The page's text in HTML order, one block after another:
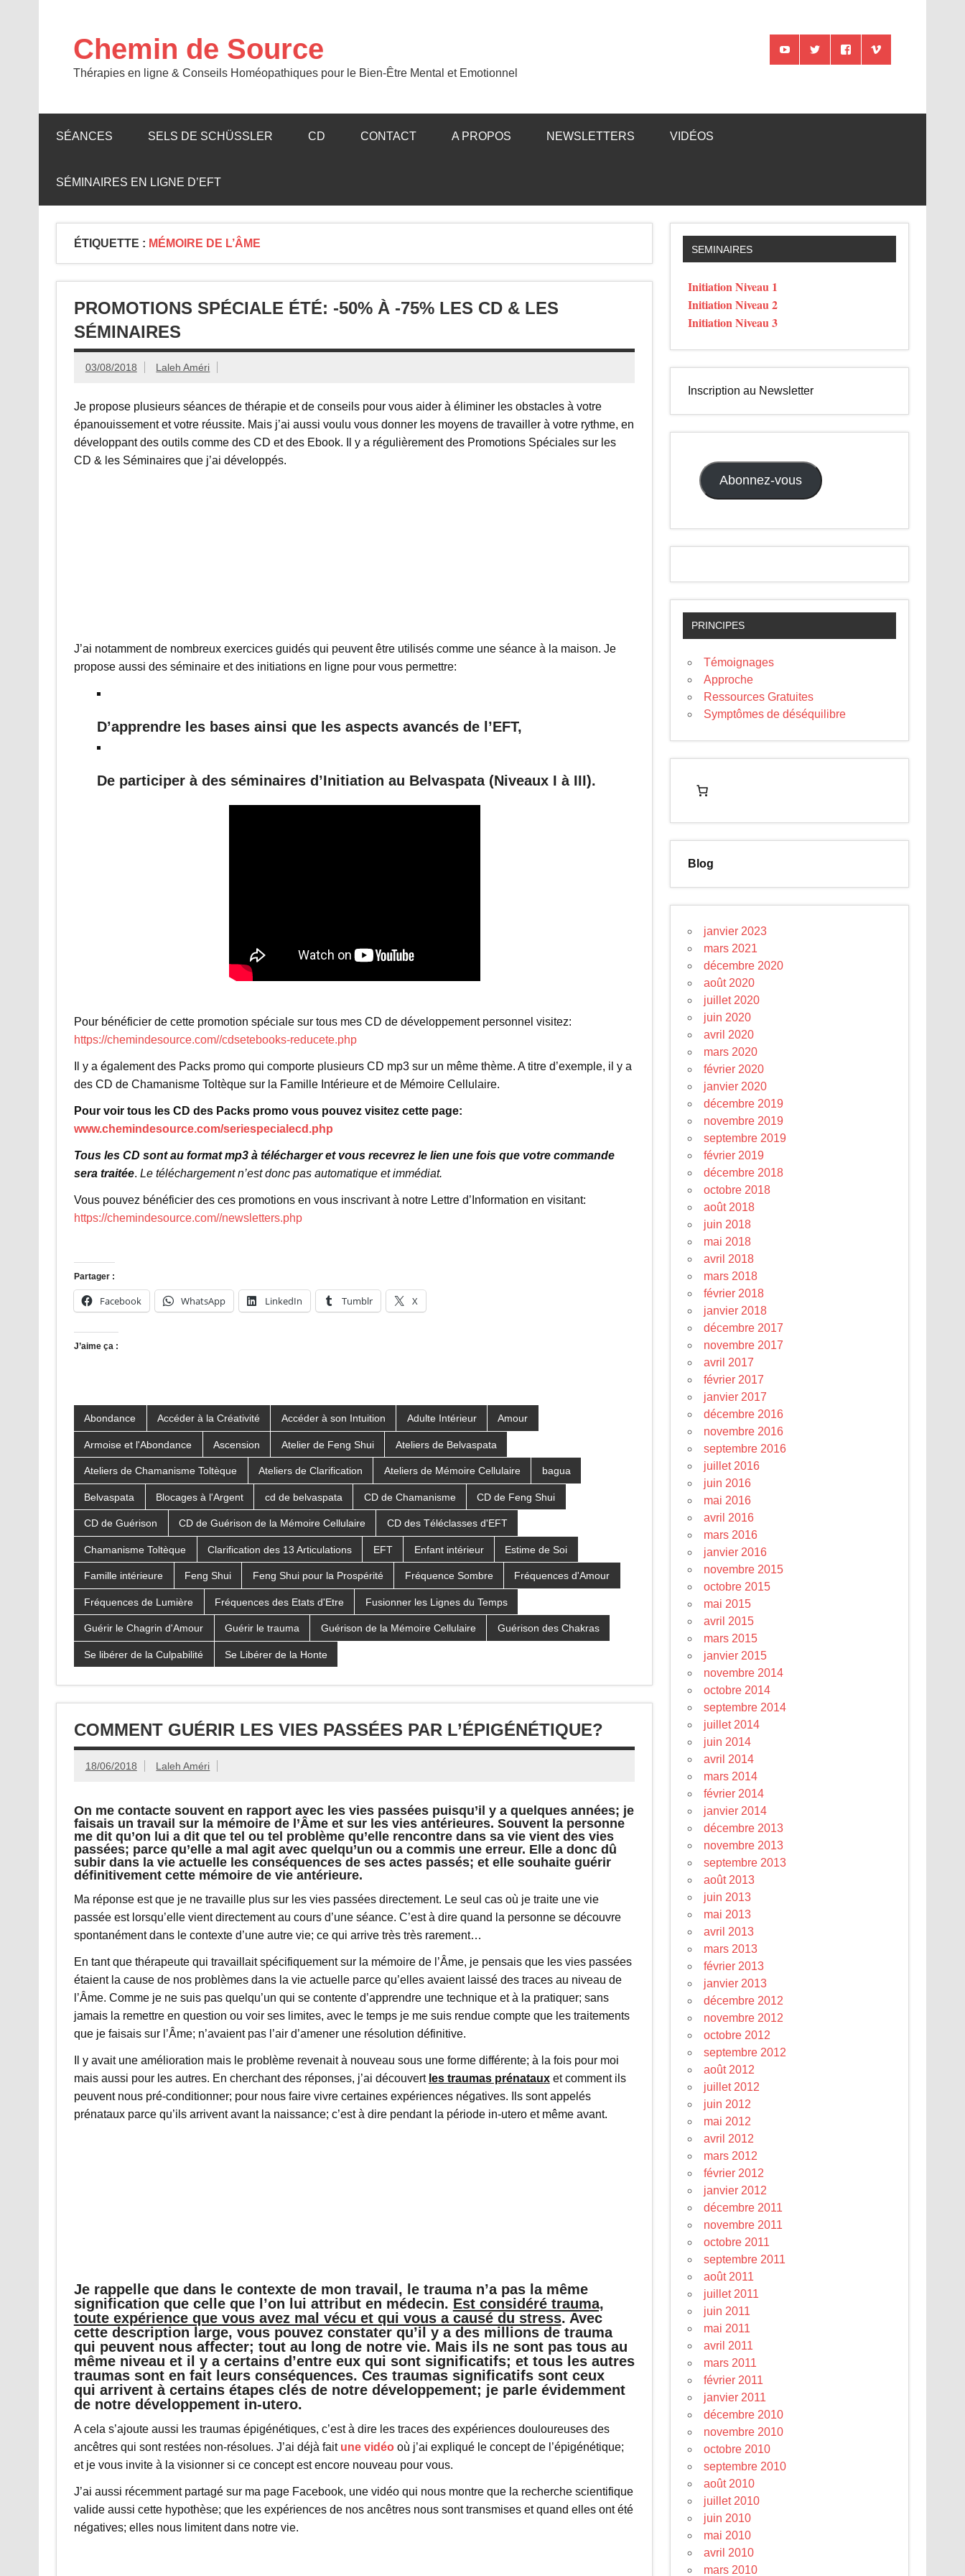
Chemin de Source
Thérapies en ligne & Conseils Homéopathiques pour le Bien-Être Mental et Emotionnel
SÉANCES SELS DE SCHÜSSLER CD CONTACT A PROPOS NEWSLETTERS VIDÉOS
SÉMINAIRES EN LIGNE D’EFT
ÉTIQUETTE : MÉMOIRE DE L’ÂME
PROMOTIONS SPÉCIALE ÉTÉ: -50% À -75% LES CD & LES
SÉMINAIRES
03/08/2018 Laleh Améri
Je propose plusieurs séances de thérapie et de conseils pour vous aider à éliminer les obstacles à votre
épanouissement et votre réussite. Mais j’ai aussi voulu vous donner les moyens de travailler à votre rythme, en
développant des outils comme des CD et des Ebook. Il y a régulièrement des Promotions Spéciales sur les
CD & les Séminaires que j’ai développés.
J’ai notamment de nombreux exercices guidés qui peuvent être utilisés comme une séance à la maison. Je
propose aussi des séminaire et des initiations en ligne pour vous permettre:
D’apprendre les bases ainsi que les aspects avancés de l’EFT,
De participer à des séminaires d’Initiation au Belvaspata (Niveaux I à III).
Pour bénéficier de cette promotion spéciale sur tous mes CD de développement personnel visitez:
https://chemindesource.com//cdsetebooks-reducete.php
Il y a également des Packs promo qui comporte plusieurs CD mp3 sur un même thème. A titre d’exemple, il y a
des CD de Chamanisme Toltèque sur la Famille Intérieure et de Mémoire Cellulaire.
Pour voir tous les CD des Packs promo vous pouvez visitez cette page:
www.chemindesource.com/seriespecialecd.php
Tous les CD sont au format mp3 à télécharger et vous recevrez le lien une fois que votre commande
sera traitée. Le téléchargement n’est donc pas automatique et immédiat.
Vous pouvez bénéficier des ces promotions en vous inscrivant à notre Lettre d’Information en visitant:
https://chemindesource.com//newsletters.php
Partager :
Facebook WhatsApp LinkedIn Tumblr X
J’aime ça :
Abondance Accéder à la Créativité Accéder à son Intuition Adulte Intérieur Amour
Armoise et l'Abondance Ascension Atelier de Feng Shui Ateliers de Belvaspata
Ateliers de Chamanisme Toltèque Ateliers de Clarification Ateliers de Mémoire Cellulaire bagua
Belvaspata Blocages à l'Argent cd de belvaspata CD de Chamanisme CD de Feng Shui
CD de Guérison CD de Guérison de la Mémoire Cellulaire CD des Téléclasses d'EFT
Chamanisme Toltèque Clarification des 13 Articulations EFT Enfant intérieur Estime de Soi
Famille intérieure Feng Shui Feng Shui pour la Prospérité Fréquence Sombre Fréquences d'Amour
Fréquences de Lumière Fréquences des Etats d'Etre Fusionner les Lignes du Temps
Guérir le Chagrin d'Amour Guérir le trauma Guérison de la Mémoire Cellulaire Guérison des Chakras
Se libérer de la Culpabilité Se Libérer de la Honte
COMMENT GUÉRIR LES VIES PASSÉES PAR L’ÉPIGÉNÉTIQUE?
18/06/2018 Laleh Améri
On me contacte souvent en rapport avec les vies passées puisqu’il y a quelques années; je
faisais un travail sur la mémoire de l’Âme et sur les vies antérieures. Souvent la personne
me dit qu’on lui a dit que tel ou tel problème qu’elle rencontre dans sa vie vient des vies
passées; parce qu’elle a mal agit avec quelqu’un ou a commis une erreur. Elle a donc dû
subir dans la vie actuelle les conséquences de ses actes passés; et elle souhaite guérir
définitivement cette mémoire de vie antérieure.
Ma réponse est que je ne travaille plus sur les vies passées directement. Le seul cas où je traite une vie
passée est lorsqu’elle vient directement au cours d’une séance. C’est à dire quand la personne se découvre
spontanément dans le contexte d’une autre vie; ce qui arrive très très rarement…
En tant que thérapeute qui travaillait spécifiquement sur la mémoire de l’Âme, je pensais que les vies passées
étaient la cause de nos problèmes dans la vie actuelle parce qu’elles avaient laissé des traces au niveau de
l’Âme. Comme je ne suis pas quelqu’un qui se contente d’apprendre une technique et à la pratiquer; sans
jamais la remettre en question ou voir ses limites, avec le temps je me suis rendue compte que les traitements
que je faisais sur l’Âme; n’avaient pas l’air d’amener une résolution définitive.
Il y avait une amélioration mais le problème revenait à nouveau sous une forme différente; à la fois pour moi
mais aussi pour les autres. En cherchant des réponses, j’ai découvert les traumas prénatauxet comment ils
peuvent nous pré-conditionner; pour nous faire vivre certaines expériences négatives. Ils sont appelés
prénataux parce qu’ils arrivent avant la naissance; c’est à dire pendant la période in-utero et même avant.
Je rappelle que dans le contexte de mon travail, le trauma n’a pas la même
signification que celle que l’on lui attribut en médecin. Est considéré trauma,
toute expérience que vous avez mal vécu et qui vous a causé du stress. Avec
cette description large, vous pouvez constater qu’il y a des millions de trauma
qui peuvent nous affecter; tout au long de notre vie. Mais ils ne sont pas tous au
même niveau et il y a certains d’entre eux qui sont significatifs; et tous les autres
traumas sont en fait leurs conséquences. Ces traumas significatifs sont ceux
qui arrivent à certains étapes clés de notre développement; je parle évidemment
de notre développement in-utero.
A cela s’ajoute aussi les traumas épigénétiques, c’est à dire les traces des expériences douloureuses des
ancêtres qui sont restées non-résolues. J’ai déjà fait une vidéooù j’ai expliqué le concept de l’épigénétique;
et je vous invite à la visionner si ce concept est encore nouveau pour vous.
J’ai aussi récemment partagé sur ma page Facebook, une vidéo qui nous montre que la recherche scientifique
valide aussi cette hypothèse; que les expériences de nos ancêtres nous sont transmises et quand elles ont été
négatives; elles nous limitent dans notre vie.
SEMINAIRES
Initiation Niveau 1
Initiation Niveau 2
Initiation Niveau 3
Inscription au Newsletter
Abonnez-vous
PRINCIPES
Témoignages
Approche
Ressources Gratuites
Symptômes de déséquilibre
Blog
janvier 2023
mars 2021
décembre 2020
août 2020
juillet 2020
juin 2020
avril 2020
mars 2020
février 2020
janvier 2020
décembre 2019
novembre 2019
septembre 2019
février 2019
décembre 2018
octobre 2018
août 2018
juin 2018
mai 2018
avril 2018
mars 2018
février 2018
janvier 2018
décembre 2017
novembre 2017
avril 2017
février 2017
janvier 2017
décembre 2016
novembre 2016
septembre 2016
juillet 2016
juin 2016
mai 2016
avril 2016
mars 2016
janvier 2016
novembre 2015
octobre 2015
mai 2015
avril 2015
mars 2015
janvier 2015
novembre 2014
octobre 2014
septembre 2014
juillet 2014
juin 2014
avril 2014
mars 2014
février 2014
janvier 2014
décembre 2013
novembre 2013
septembre 2013
août 2013
juin 2013
mai 2013
avril 2013
mars 2013
février 2013
janvier 2013
décembre 2012
novembre 2012
octobre 2012
septembre 2012
août 2012
juillet 2012
juin 2012
mai 2012
avril 2012
mars 2012
février 2012
janvier 2012
décembre 2011
novembre 2011
octobre 2011
septembre 2011
août 2011
juillet 2011
juin 2011
mai 2011
avril 2011
mars 2011
février 2011
janvier 2011
décembre 2010
novembre 2010
octobre 2010
septembre 2010
août 2010
juillet 2010
juin 2010
mai 2010
avril 2010
mars 2010